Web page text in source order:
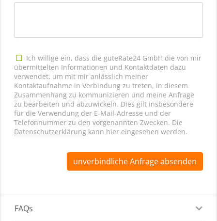
Ich willige ein, dass die guteRate24 GmbH die von mir
übermittelten Informationen und Kontaktdaten dazu
verwendet, um mit mir anlässlich meiner
Kontaktaufnahme in Verbindung zu treten, in diesem
Zusammenhang zu kommunizieren und meine Anfrage
zu bearbeiten und abzuwickeln. Dies gilt insbesondere
für die Verwendung der E-Mail-Adresse und der
Telefonnummer zu den vorgenannten Zwecken. Die
Datenschutzerklärung kann hier eingesehen werden.
unverbindliche Anfrage absenden
FAQs